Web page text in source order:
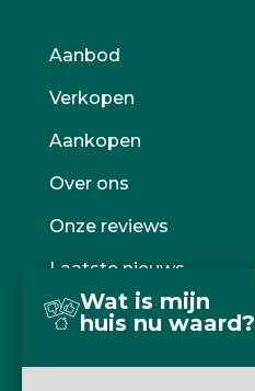
Aanbod
Verkopen
Aankopen
Over ons
Onze reviews
Laatste nieuws
Gratis waardebepaling
Wat is mijn
huis nu waard?